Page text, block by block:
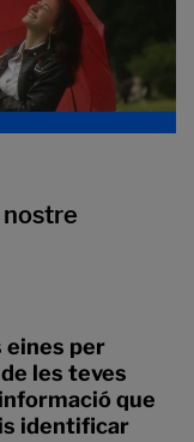
nostre
eines per
les teves
que
identificar